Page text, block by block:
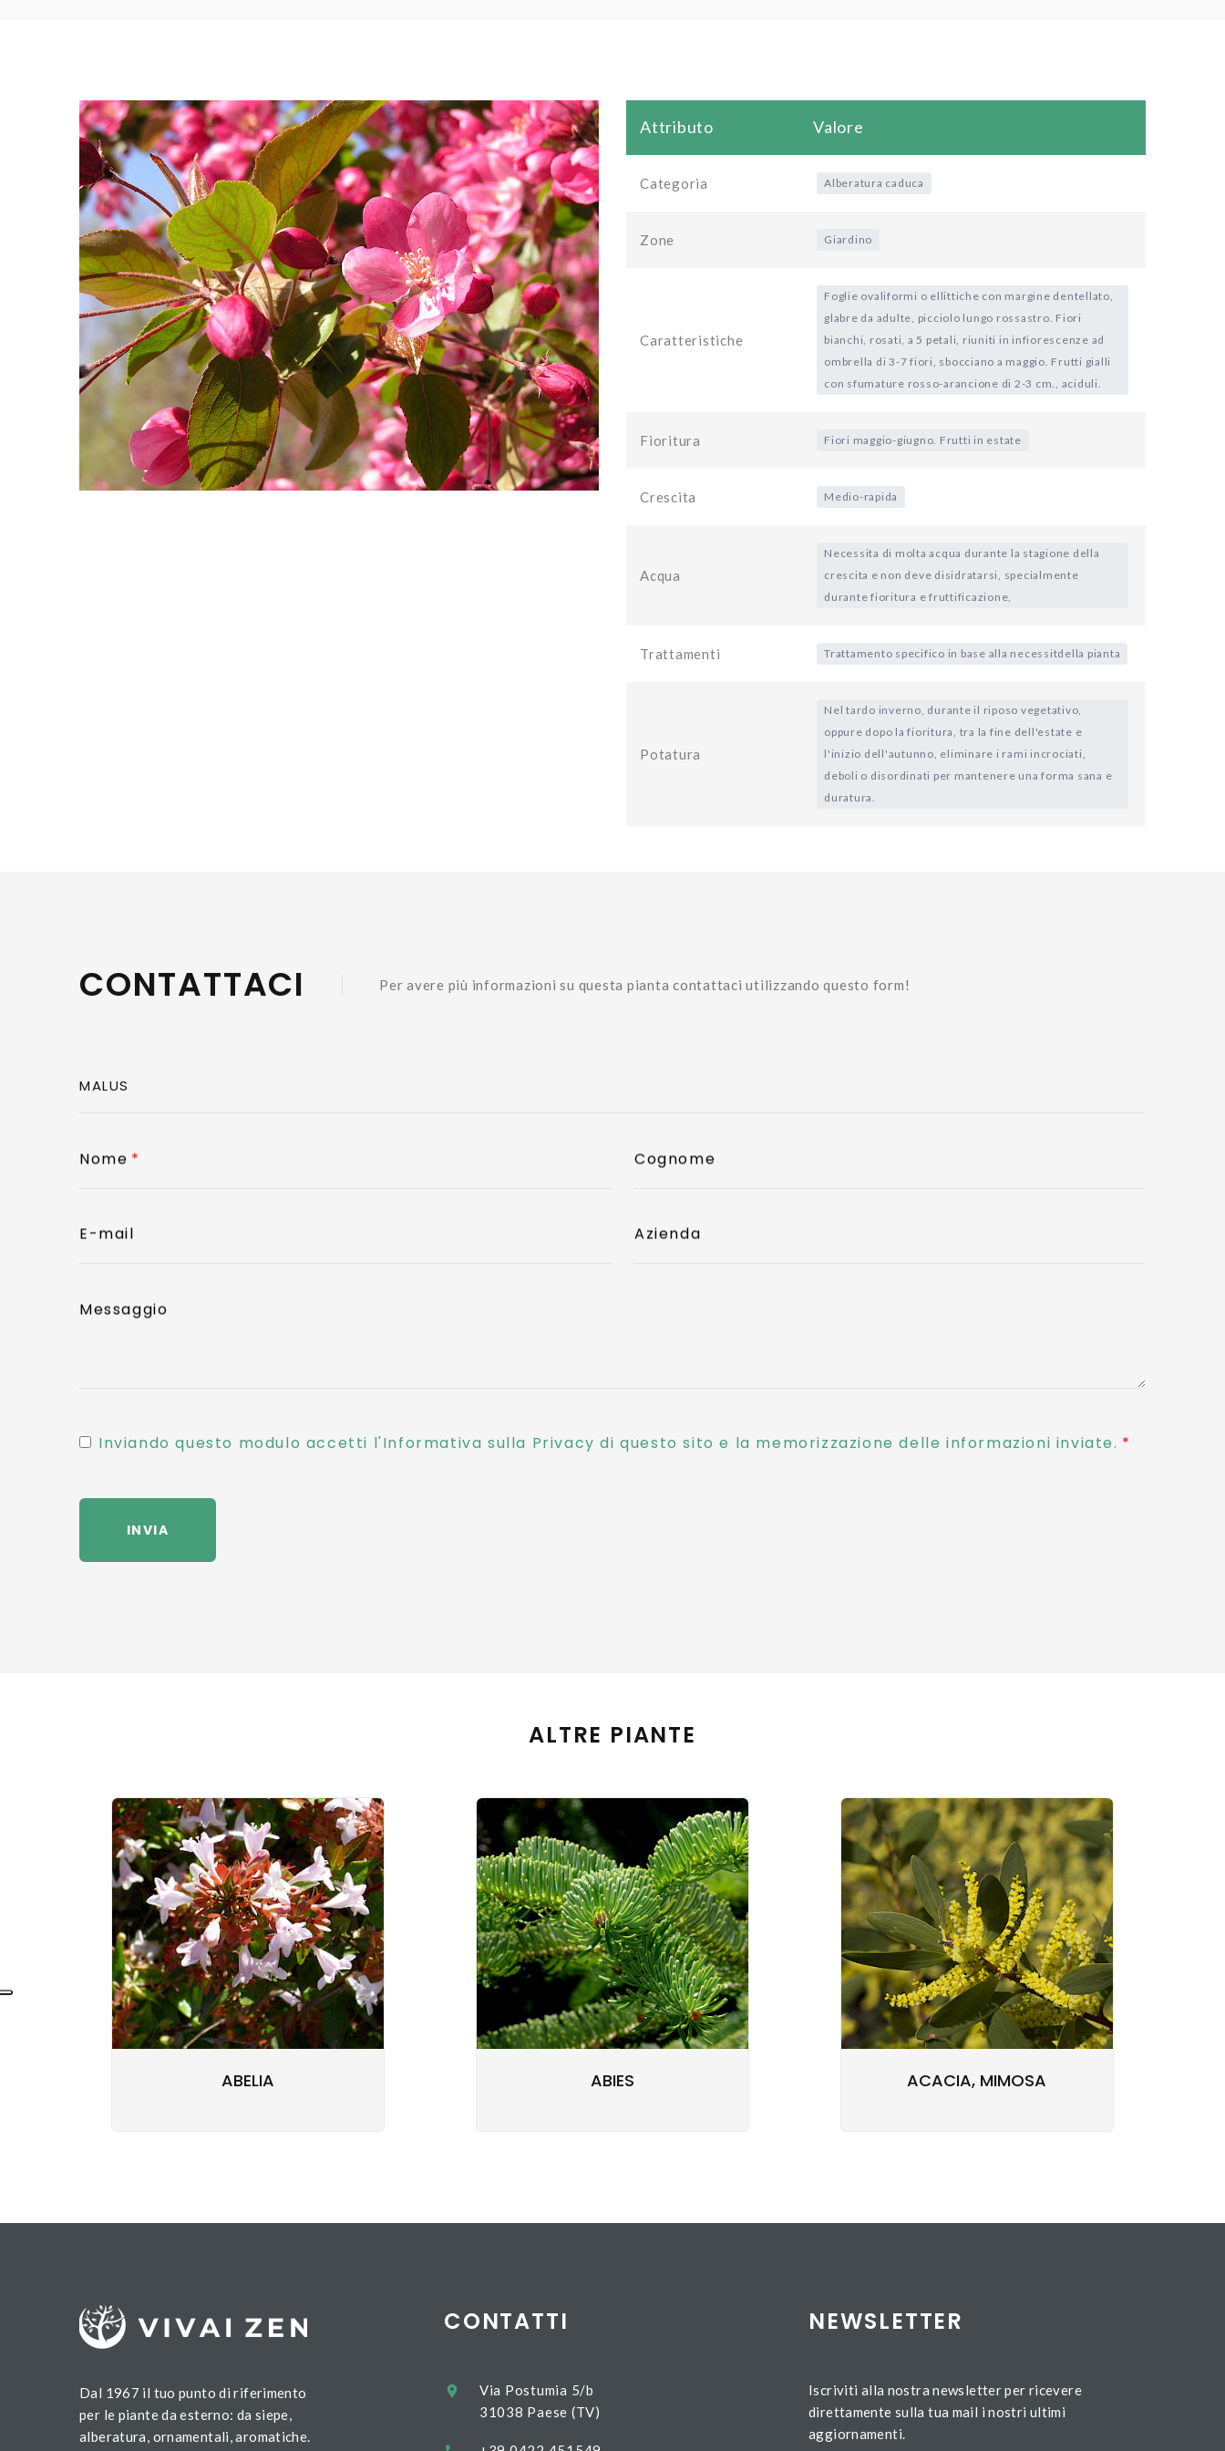
Attributo Valore
Categoria Alberatura caduca
Zone Giardino
Caratteristiche
Foglie ovaliformi o ellittiche con margine dentellato,
glabre da adulte, picciolo lungo rossastro. Fiori
bianchi, rosati, a 5 petali, riuniti in infiorescenze ad
ombrella di 3-7 fiori, sbocciano a maggio. Frutti gialli
con sfumature rosso-arancione di 2-3 cm., aciduli.
Fioritura Fiori maggio-giugno. Frutti in estate
Crescita Medio-rapida
Acqua
Necessita di molta acqua durante la stagione della
crescita e non deve disidratarsi, specialmente
durante fioritura e fruttificazione,
Trattamenti Trattamento specifico in base alla necessitdella pianta
Potatura
Nel tardo inverno, durante il riposo vegetativo,
oppure dopo la fioritura, tra la fine dell'estate e
l'inizio dell'autunno, eliminare i rami incrociati,
deboli o disordinati per mantenere una forma sana e
duratura.
CONTATTACI Per avere più informazioni su questa pianta contattaci utilizzando questo form!
Nome Cognome
E-mail Azienda
Messaggio
Inviando questo modulo accetti l'Informativa sulla Privacy di questo sito e la memorizzazione delle informazioni inviate.
INVIA
ALTRE PIANTE
ABELIA ABIES ACACIA, MIMOSA
Dal 1967 il tuo punto di riferimento
per le piante da esterno: da siepe,
alberatura, ornamentali, aromatiche.
CONTATTI
Via Postumia 5/b
31038 Paese (TV)
NEWSLETTER
Iscriviti alla nostra newsletter per ricevere
direttamente sulla tua mail i nostri ultimi
aggiornamenti.